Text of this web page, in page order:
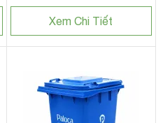
Xem Chi Tiết